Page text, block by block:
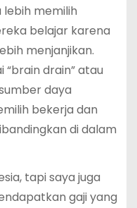
lebih memilih
belajar karena
menjanjikan.
“brain drain” atau
daya
bekerja dan
di dalam
tapi saya juga
gaji yang